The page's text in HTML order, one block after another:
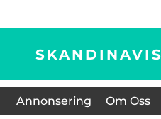
Annonsering Om Oss